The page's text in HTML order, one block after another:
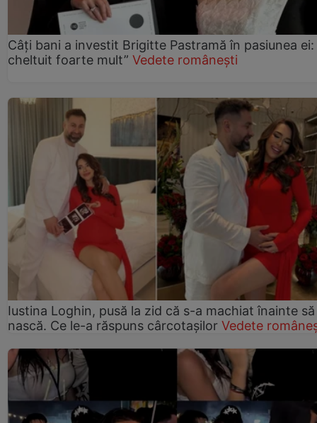
Câți bani a investit Brigitte Pastramă în pasiunea ei:
cheltuit foarte mult” Vedete românești
Iustina Loghin, pusă la zid că s-a machiat înainte să
nască. Ce le-a răspuns cârcotașilor Vedete